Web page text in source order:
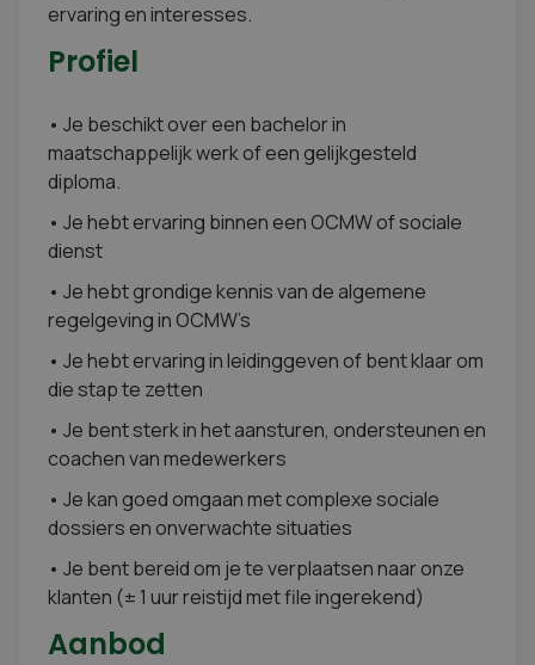
ervaring en interesses.
Profiel
• Je beschikt over een bachelor in
maatschappelijk werk of een gelijkgesteld
diploma.
• Je hebt ervaring binnen een OCMW of sociale
dienst
• Je hebt grondige kennis van de algemene
regelgeving in OCMW’s
• Je hebt ervaring in leidinggeven of bent klaar om
die stap te zetten
• Je bent sterk in het aansturen, ondersteunen en
coachen van medewerkers
• Je kan goed omgaan met complexe sociale
dossiers en onverwachte situaties
• Je bent bereid om je te verplaatsen naar onze
klanten (± 1 uur reistijd met file ingerekend)
Aanbod